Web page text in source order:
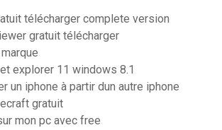
télécharger complete version
gratuit télécharger
explorer 11 windows 8.1
un iphone à partir dun autre iphone
gratuit
mon pc avec free